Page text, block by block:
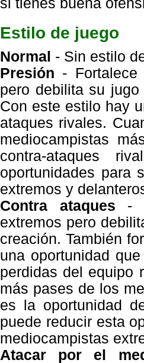
si tienes buena
Estilo de juego
Normal - Sin estilo
Presión - Fortalece
pero debilita su
Con este estilo hay
ataques rivales.
mediocampistas
contra-ataques
oportunidades para
extremos y
Contra ataques -
extremos pero
creación. También
una oportunidad
perdidas del equipo
más pases de los
es la oportunidad
puede reducir esta
mediocampistas
Atacar por el